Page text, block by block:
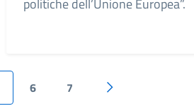
politiche dell’Unione Europea”.
6 7
Pagina successiva